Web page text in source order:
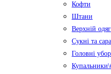
Кофти
Штани
Верхній одяг
Сукні та
Головні